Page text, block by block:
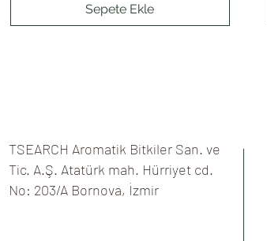
Sepete Ekle
TSEARCH Aromatik Bitkiler San. ve
Tic. A.Ş. Atatürk mah. Hürriyet cd.
No: 203/A Bornova, İzmir